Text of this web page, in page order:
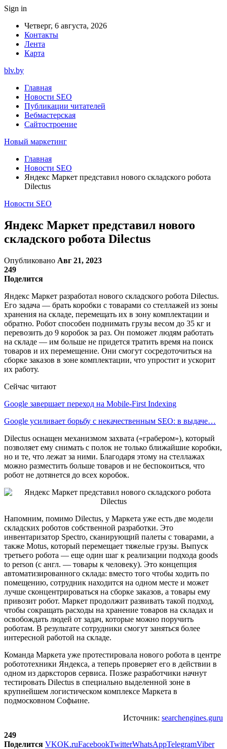
Sign in
Четверг, 6 августа, 2026
Контакты
Лента
Карта
blv.by
Главная
Новости SEO
Публикации читателей
Вебмастерская
Сайтостроение
Новый маркетинг
Главная
Новости SEO
Яндекс Маркет представил нового складского робота
Dilectus
Новости SEO
Яндекс Маркет представил нового
складского робота Dilectus
Опубликовано Авг 21, 2023
249
Поделится
Яндекс Маркет разработал нового складского робота Dilectus.
Его задача — брать коробки с товарами со стеллажей из зоны
хранения на складе, перемещать их в зону комплектации и
обратно. Робот способен поднимать грузы весом до 35 кг и
перевозить до 9 коробок за раз. Он поможет людям работать
на складе — им больше не придется тратить время на поиск
товаров и их перемещение. Они смогут сосредоточиться на
сборке заказов в зоне комплектации, что упростит и ускорит
их работу.
Сейчас читают
Google завершает переход на Mobile-First Indexing
Google усиливает борьбу с некачественным SEO: в выдаче…
Dilectus оснащен механизмом захвата («грабером»), который
позволяет ему снимать с полок не только ближайшие коробки,
но и те, что лежат за ними. Благодаря этому на стеллажах
можно разместить больше товаров и не беспокоиться, что
робот не дотянется до всех коробок.
Напомним, помимо Dilectus, у Маркета уже есть две модели
складских роботов собственной разработки. Это
инвентаризатор Spectro, сканирующий палеты с товарами, а
также Motus, который перемещает тяжелые грузы. Выпуск
третьего робота — еще один шаг к реализации подхода goods
to person (с англ. — товары к человеку). Это концепция
автоматизированного склада: вместо того чтобы ходить по
помещению, сотрудник находится на одном месте и может
лучше сконцентрироваться на сборке заказов, а товары ему
привозит робот. Маркет продолжит развивать такой подход,
чтобы сокращать расходы на хранение товаров на складах и
освобождать людей от задач, которые можно поручить
роботам. В результате сотрудники смогут заняться более
интересной работой на складе.
Команда Маркета уже протестировала нового робота в центре
робототехники Яндекса, а теперь проверяет его в действии в
одном из дарксторов сервиса. Позже разработчики начнут
тестировать Dilectus в специально выделенной зоне в
крупнейшем логистическом комплексе Маркета в
подмосковном Софьине.
Источник: searchengines.guru
249
Поделится VKOK.ruFacebookTwitterWhatsAppTelegramViber